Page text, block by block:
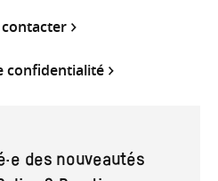
confidentialité
des nouveautés